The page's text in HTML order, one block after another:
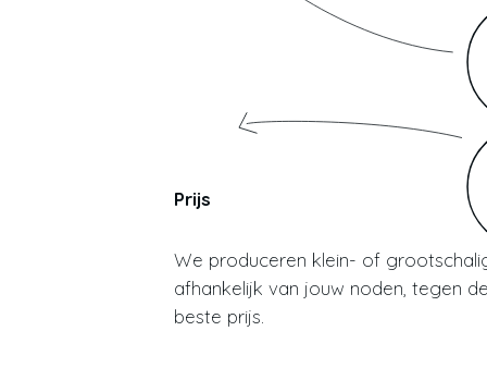
Prijs
We produceren klein- of
afhankelijk van jouw noden, tegen
beste prijs.